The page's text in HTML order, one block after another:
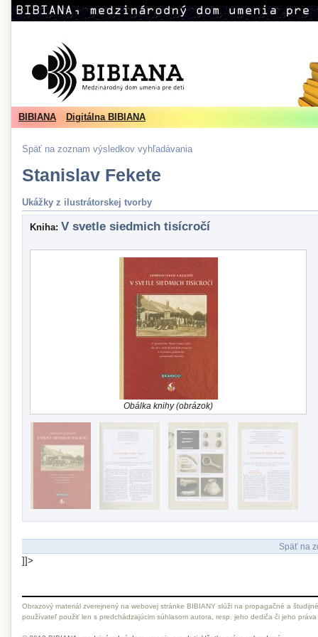
BIBIANA Digitálna BIBIANA
Späť na zoznam výsledkov vyhľadávania
Stanislav Fekete
Ukážky z ilustrátorskej tvorby
Kniha: V svetle siedmich tisícročí
Obálka knihy (obrázok)
Späť na
]]>
Obrazový materiál zverejnený na webovej stránke BIBIANY slúži na propagačné a
používateľ použiť len s predchádzajúcim súhlasom autora, resp. jeho dediča či jeho